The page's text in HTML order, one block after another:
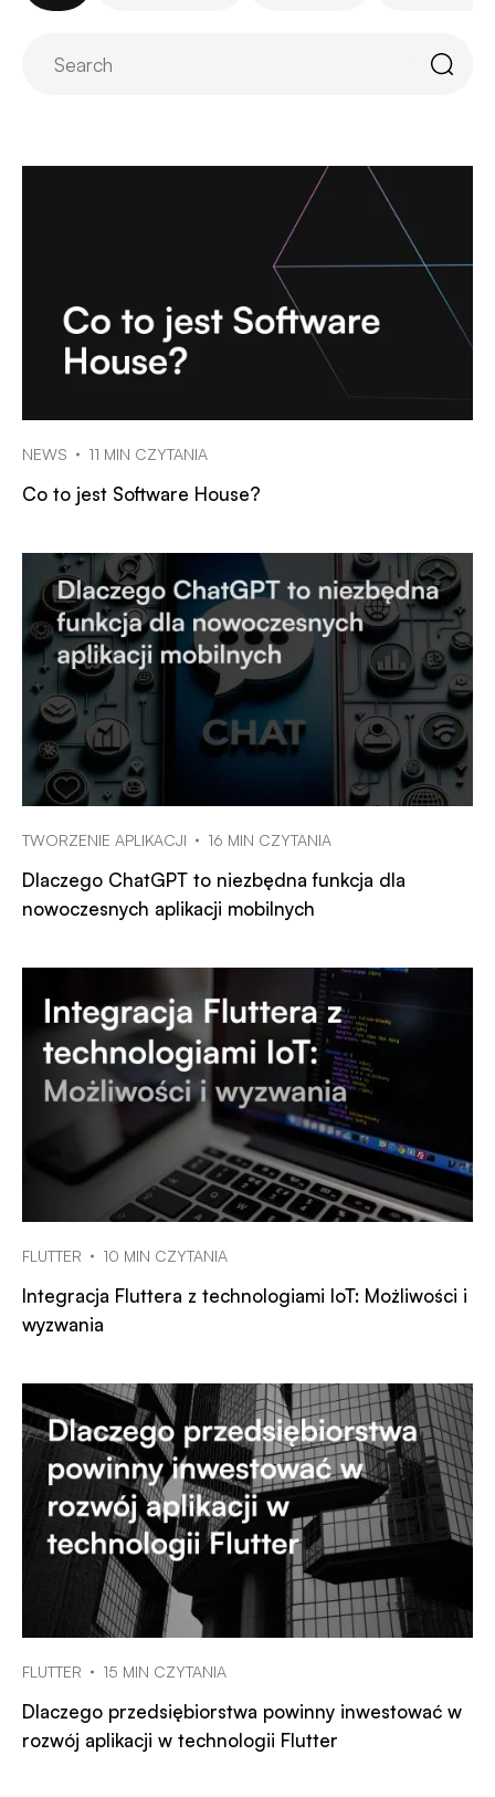
NEWS 11 MIN CZYTANIA
Co to jest Software House?
TWORZENIE APLIKACJI 16 MIN CZYTANIA
Dlaczego ChatGPT to niezbędna funkcja dla
nowoczesnych aplikacji mobilnych
FLUTTER 10 MIN CZYTANIA
Integracja Fluttera z technologiami IoT: Możliwości i
wyzwania
FLUTTER 15 MIN CZYTANIA
Dlaczego przedsiębiorstwa powinny inwestować w
rozwój aplikacji w technologii Flutter